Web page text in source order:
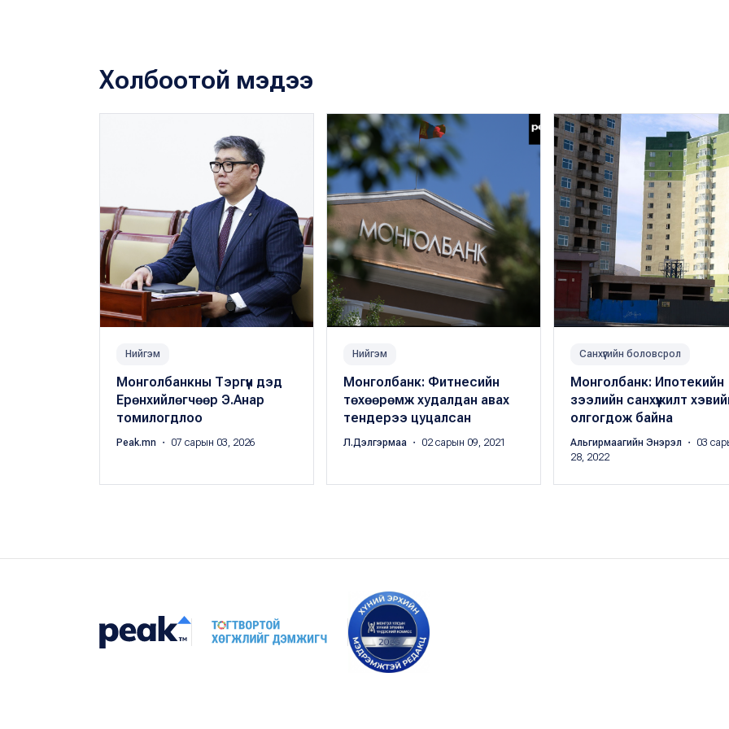
Холбоотой мэдээ
Нийгэм
Монголбанкны Тэргүүн дэд
Ерөнхийлөгчөөр Э.Анар
томилогдлоо
Peak.mn ・ 07 сарын 03, 2026
Нийгэм
Монголбанк: Фитнесийн
төхөөрөмж худалдан авах
тендерээ цуцалсан
Л.Дэлгэрмаа ・ 02 сарын 09, 2021
Санхүүгийн боловсрол
Монголбанк: Ипотекийн
зээлийн санхүүжилт
олгогдож байна
Альгирмаагийн Энэрэл
・ 03
28, 2022